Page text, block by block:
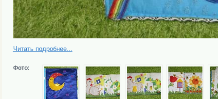
Читать подробнее...
Фото: